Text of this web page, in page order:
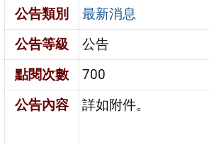
公告類別
最新消息
公告等級
公告
點閱次數
700
公告內容
詳如附件。